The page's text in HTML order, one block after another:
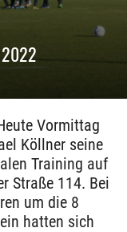
Vormittag
Köllner seine
Training auf
Straße 114. Bei
um die 8
hatten sich